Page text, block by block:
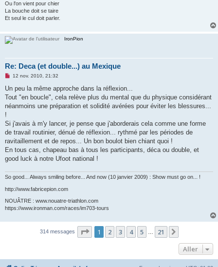
Ou l'on vient pour chier
La bouche doit se taire
Et seul le cul doit parler.
IronPion
Re: Deca (et double...) au Mexique
M
s
a
g
o
n
l
u
12 nov. 2010, 21:32
Un peu la même approche dans la réflexion...
Tout "en boucle", cela relève plus du mental que du physique considérant
néanmoins une préparation et solidité avérées pour éviter les blessures...
!
Si j'avais à m'y lancer, je pense que j'aborderais cela comme une forme
de travail routinier, dénué de réflexion... rythmé par les périodes de
ravitaillement et de repos... Un bon boulot bien chiant quoi !
En tous cas, chapeau bas à tous les participants, déca ou double, et
good luck à notre Ufoot national !
So good... Always smiling before... And now (10 janvier 2009) : Show must go on... !
http://www.fabricepion.com
NOUÂTRE : www.nouatre-triathlon.com
https://www.ironman.com/races/im703-tours
314 messages Page 1sur
1 2 3 4 5 … 21
Aller